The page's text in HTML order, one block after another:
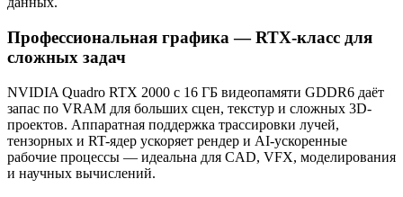
Профессиональная графика — RTX-класс для
сложных задач
NVIDIA Quadro RTX 2000 с 16 ГБ видеопамяти GDDR6 даёт
запас по VRAM для больших сцен, текстур и сложных 3D-
проектов. Аппаратная поддержка трассировки лучей,
тензорных и RT-ядер ускоряет рендер и AI-ускоренные
рабочие процессы — идеальна для CAD, VFX, моделирования
и научных вычислений.